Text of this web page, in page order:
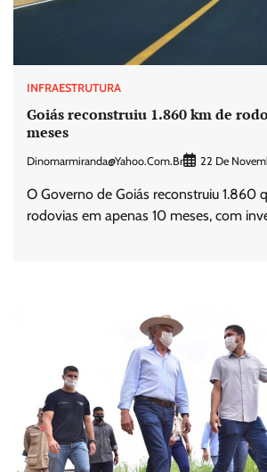
INFRAESTRUTURA
Goiás reconstruiu 1.860 km de
meses
Dinomarmiranda@yahoo.com.br 22 De
O Governo de Goiás reconstruiu 1.860
rodovias em apenas 10 meses, com